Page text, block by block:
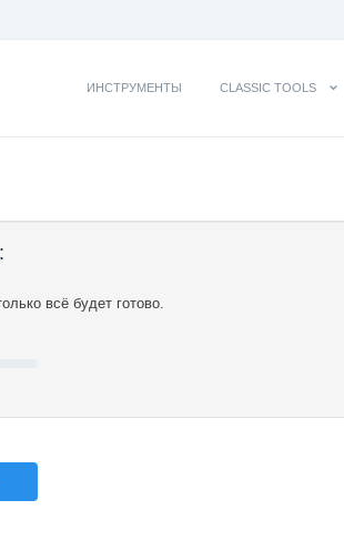
ИНСТРУМЕНТЫ CLASSIC TOOLS
всё будет готово.